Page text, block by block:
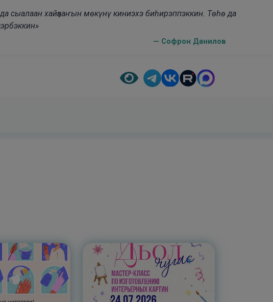
сыалаан хайҕааҥын мөкүнү киниэхэ биһирэппэккин. Төһө да
— Софрон Данилов